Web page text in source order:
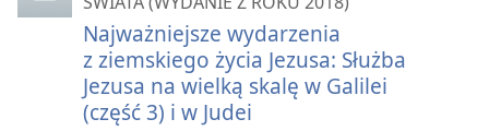
Najważniejsze wydarzenia
z ziemskiego życia Jezusa: Służba
Jezusa na wielką skalę w Galilei
(część 3) i w Judei